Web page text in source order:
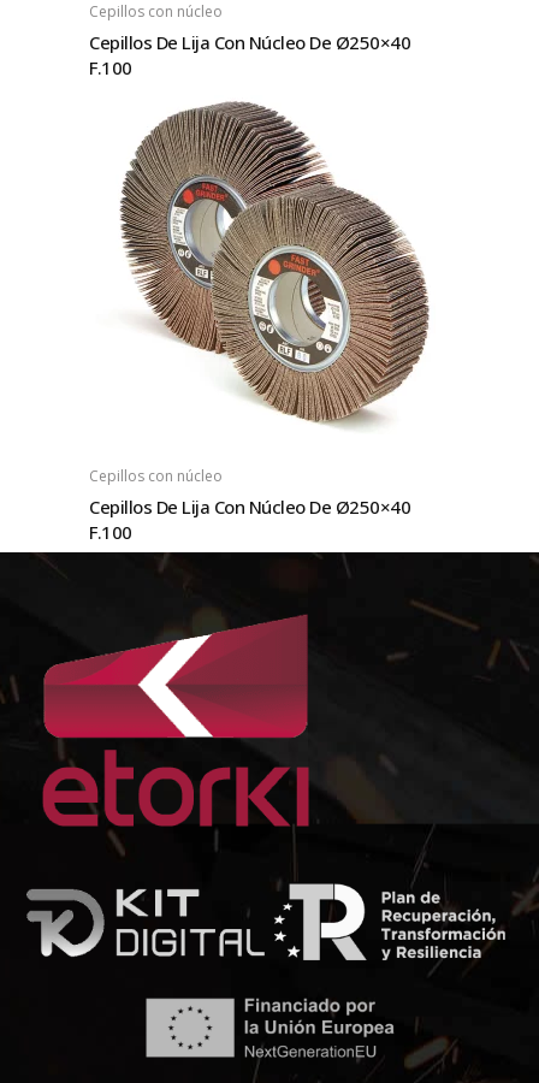
Cepillos con núcleo
Cepillos De Lija Con Núcleo De Ø250×40
F.100
Cepillos con núcleo
Cepillos De Lija Con Núcleo De Ø250×40
F.100